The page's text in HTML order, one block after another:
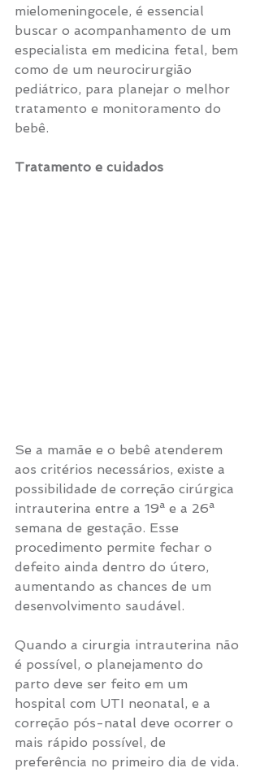
mielomeningocele, é essencial
buscar o acompanhamento de um
especialista em medicina fetal, bem
como de um neurocirurgião
pediátrico, para planejar o melhor
tratamento e monitoramento do
bebê.
Tratamento e cuidados
Se a mamãe e o bebê atenderem
aos critérios necessários, existe a
possibilidade de correção cirúrgica
intrauterina entre a 19ª e a 26ª
semana de gestação. Esse
procedimento permite fechar o
defeito ainda dentro do útero,
aumentando as chances de um
desenvolvimento saudável.
Quando a cirurgia intrauterina não
é possível, o planejamento do
parto deve ser feito em um
hospital com UTI neonatal, e a
correção pós-natal deve ocorrer o
mais rápido possível, de
preferência no primeiro dia de vida.